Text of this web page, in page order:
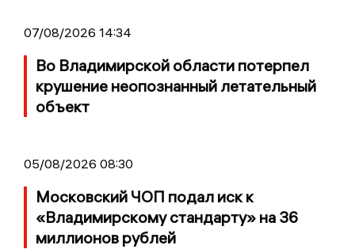
07/08/2026 14:34
Во Владимирской области потерпел
крушение неопознанный летательный
объект
05/08/2026 08:30
Московский ЧОП подал иск к
«Владимирскому стандарту» на 36
миллионов рублей